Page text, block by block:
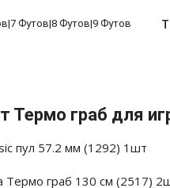
Футов|8 Футов|9 Футов
Термо граб для
пул 57.2 мм (1292) 1шт
Термо граб 130 см (2517)